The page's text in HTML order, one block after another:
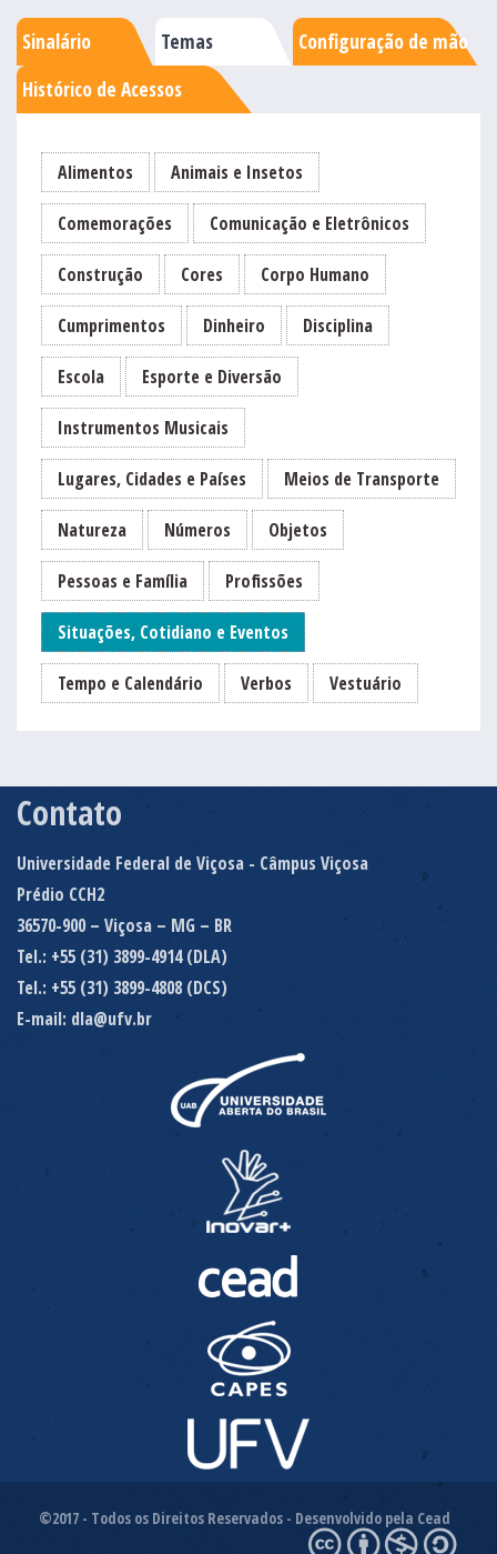
Sinalário Temas
Configuração de mão
Histórico de Acessos
Alimentos Animais e Insetos
Comemorações Comunicação e Eletrônicos
Construção Cores Corpo Humano
Cumprimentos Dinheiro Disciplina
Escola Esporte e Diversão
Instrumentos Musicais
Lugares, Cidades e Países Meios de Transporte
Natureza Números Objetos
Pessoas e Família Profissões
Situações, Cotidiano e Eventos
Tempo e Calendário Verbos Vestuário
Contato
Universidade Federal de Viçosa - Câmpus Viçosa
Prédio CCH2
36570-900 – Viçosa – MG – BR
Tel.: +55 (31) 3899-4914 (DLA)
Tel.: +55 (31) 3899-4808 (DCS)
E-mail: dla@ufv.br
©2017 - Todos os Direitos Reservados - Desenvolvido pela Cead